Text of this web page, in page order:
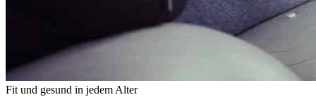
Fit und gesund in jedem Alter